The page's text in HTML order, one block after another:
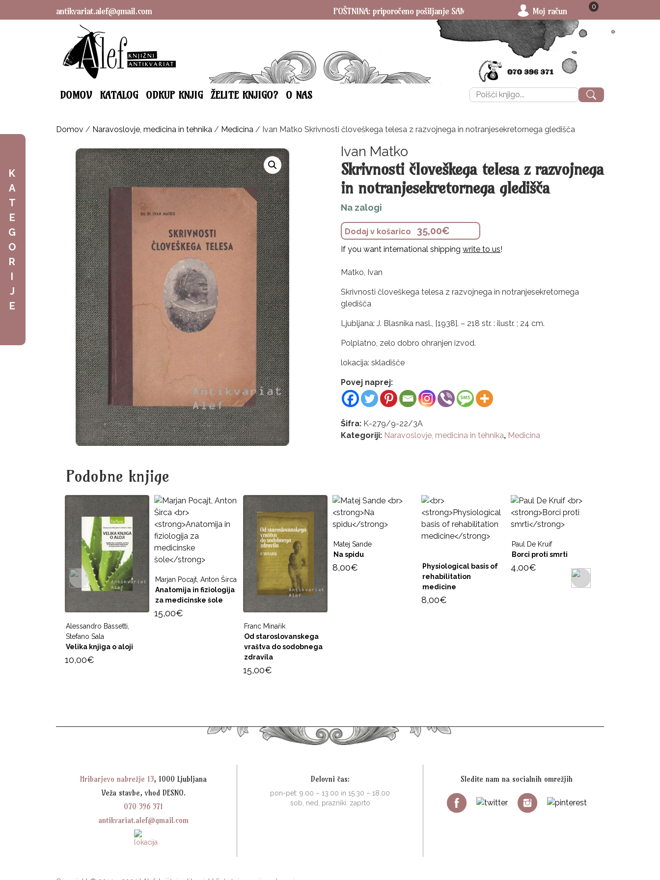
antikvariat.alef@gmail.com POŠTNINA: priporočeno pošiljanje SAMO 3 € (za povzetje 4 €) - ne glede na količino in težo knjig!
0
Moj račun
DOMOV KATALOG ODKUP KNJIG ŽELITE KNJIGO? O NAS Išči:
Domov / Naravoslovje, medicina in tehnika / Medicina / Ivan Matko Skrivnosti človeškega telesa z razvojnega in notranjesekretornega gledišča
Ivan Matko
Skrivnosti človeškega telesa z razvojnega
in notranjesekretornega gledišča
Na zalogi
Dodaj v košarico 35,00€
If you want international shippingwrite to us!
Matko, Ivan
Skrivnosti človeškega telesa z razvojnega in notranjesekretornega
gledišča
Ljubljana: J. Blasnika nasl., [1938]. – 218 str. : ilustr. ; 24 cm.
Polplatno, zelo dobro ohranjen izvod.
lokacija: skladišče
Povej naprej:
Šifra: K-279/9-22/3A
Kategoriji: Naravoslovje, medicina in tehnika, Medicina
Podobne knjige
Alessandro Bassetti,
Stefano Sala
Velika knjiga o aloji
10,00€
Marjan Pocajt, Anton Širca
Anatomija in fiziologija
za medicinske šole
15,00€
Franc Minařik
Od staroslovanskega
vraštva do sodobnega
zdravila
15,00€
Matej Sande
Na spidu
8,00€
Physiological basis of
rehabilitation
medicine
8,00€
Paul De Kruif
Borci proti smrti
4,00€
Hribarjevo nabrežje 13, 1000 Ljubljana
Veža stavbe, vhod DESNO.
070 396 371
antikvariat.alef@gmail.com
Delovni čas:
pon-pet: 9.00 – 13.00 in 15.30 – 18.00
sob, ned, prazniki: zaprto
Sledite nam na socialnih omrežjih
K
A
T
E
G
O
R
I
J
E